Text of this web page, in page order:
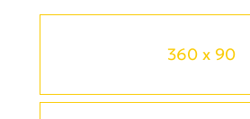
360 x 90